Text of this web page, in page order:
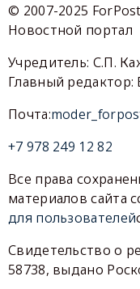
© 2007-2025
Новостной портал
Учредитель: С.П.
Главный редактор:
Почта:
+7 978 249 12 82
Все права
материалов сайта
для пользователей
Свидетельство о
58738, выдано